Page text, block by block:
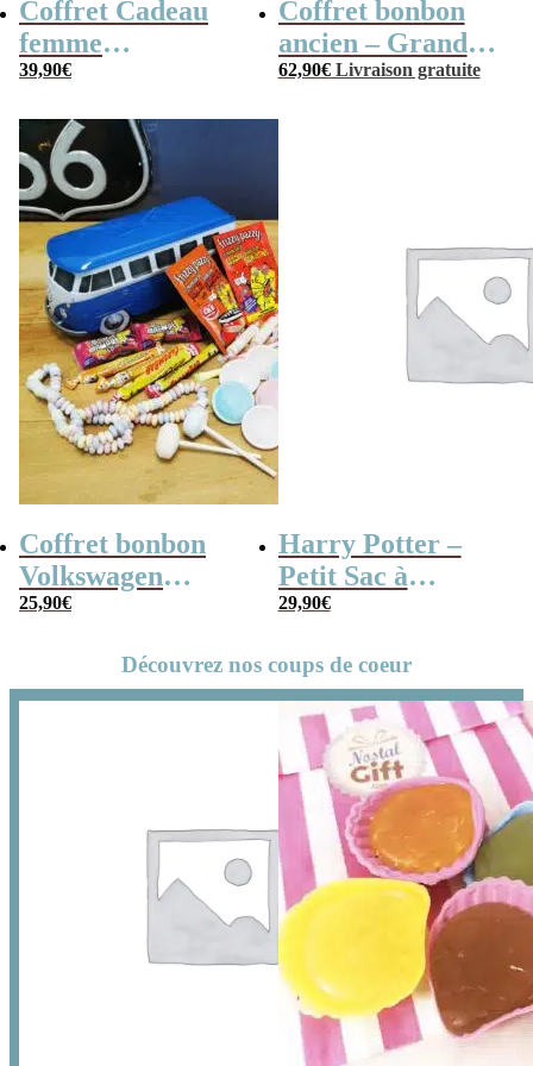
Coffret Cadeau
femme
« Génération 70 »
39,90€
Coffret bonbon
ancien – Grande
mallette en métal
62,90€Livraison gratuite
Coffret bonbon
Volkswagen
Combi en métal
rétros 80
25,90€
Harry Potter –
Petit Sac à
Bandoulière
(14 cm)
29,90€
Découvrez nos coups de coeur